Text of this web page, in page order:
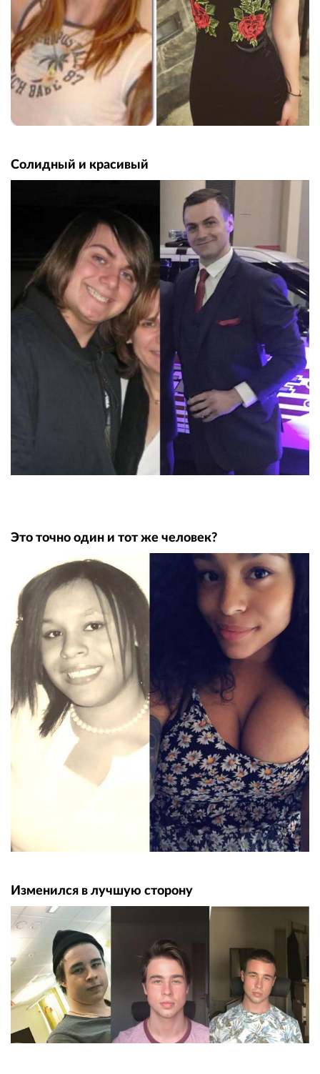
Солидный и красивый
Это точно один и тот же человек?
Изменился в лучшую сторону